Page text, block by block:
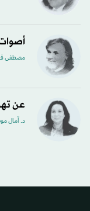
مصطفى
عن
د. آمال